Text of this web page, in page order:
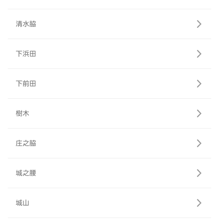
清水脇
下浜田
下前田
樹木
庄之脇
城之腰
城山